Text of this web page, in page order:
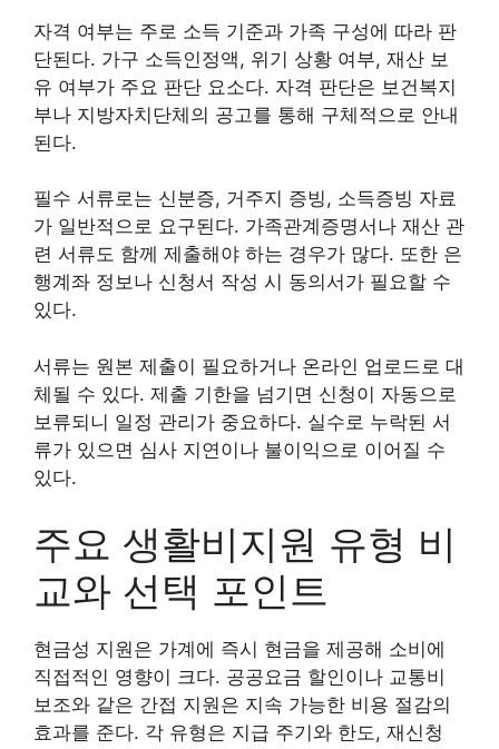
자격 여부는 주로 소득 기준과 가족 구성에 따라 판
단된다. 가구 소득인정액, 위기 상황 여부, 재산 보
유 여부가 주요 판단 요소다. 자격 판단은 보건복지
부나 지방자치단체의 공고를 통해 구체적으로 안내
된다.
필수 서류로는 신분증, 거주지 증빙, 소득증빙 자료
가 일반적으로 요구된다. 가족관계증명서나 재산 관
련 서류도 함께 제출해야 하는 경우가 많다. 또한 은
행계좌 정보나 신청서 작성 시 동의서가 필요할 수
있다.
서류는 원본 제출이 필요하거나 온라인 업로드로 대
체될 수 있다. 제출 기한을 넘기면 신청이 자동으로
보류되니 일정 관리가 중요하다. 실수로 누락된 서
류가 있으면 심사 지연이나 불이익으로 이어질 수
있다.
주요 생활비지원 유형 비
교와 선택 포인트
현금성 지원은 가계에 즉시 현금을 제공해 소비에
직접적인 영향이 크다. 공공요금 할인이나 교통비
보조와 같은 간접 지원은 지속 가능한 비용 절감의
효과를 준다. 각 유형은 지급 주기와 한도, 재신청